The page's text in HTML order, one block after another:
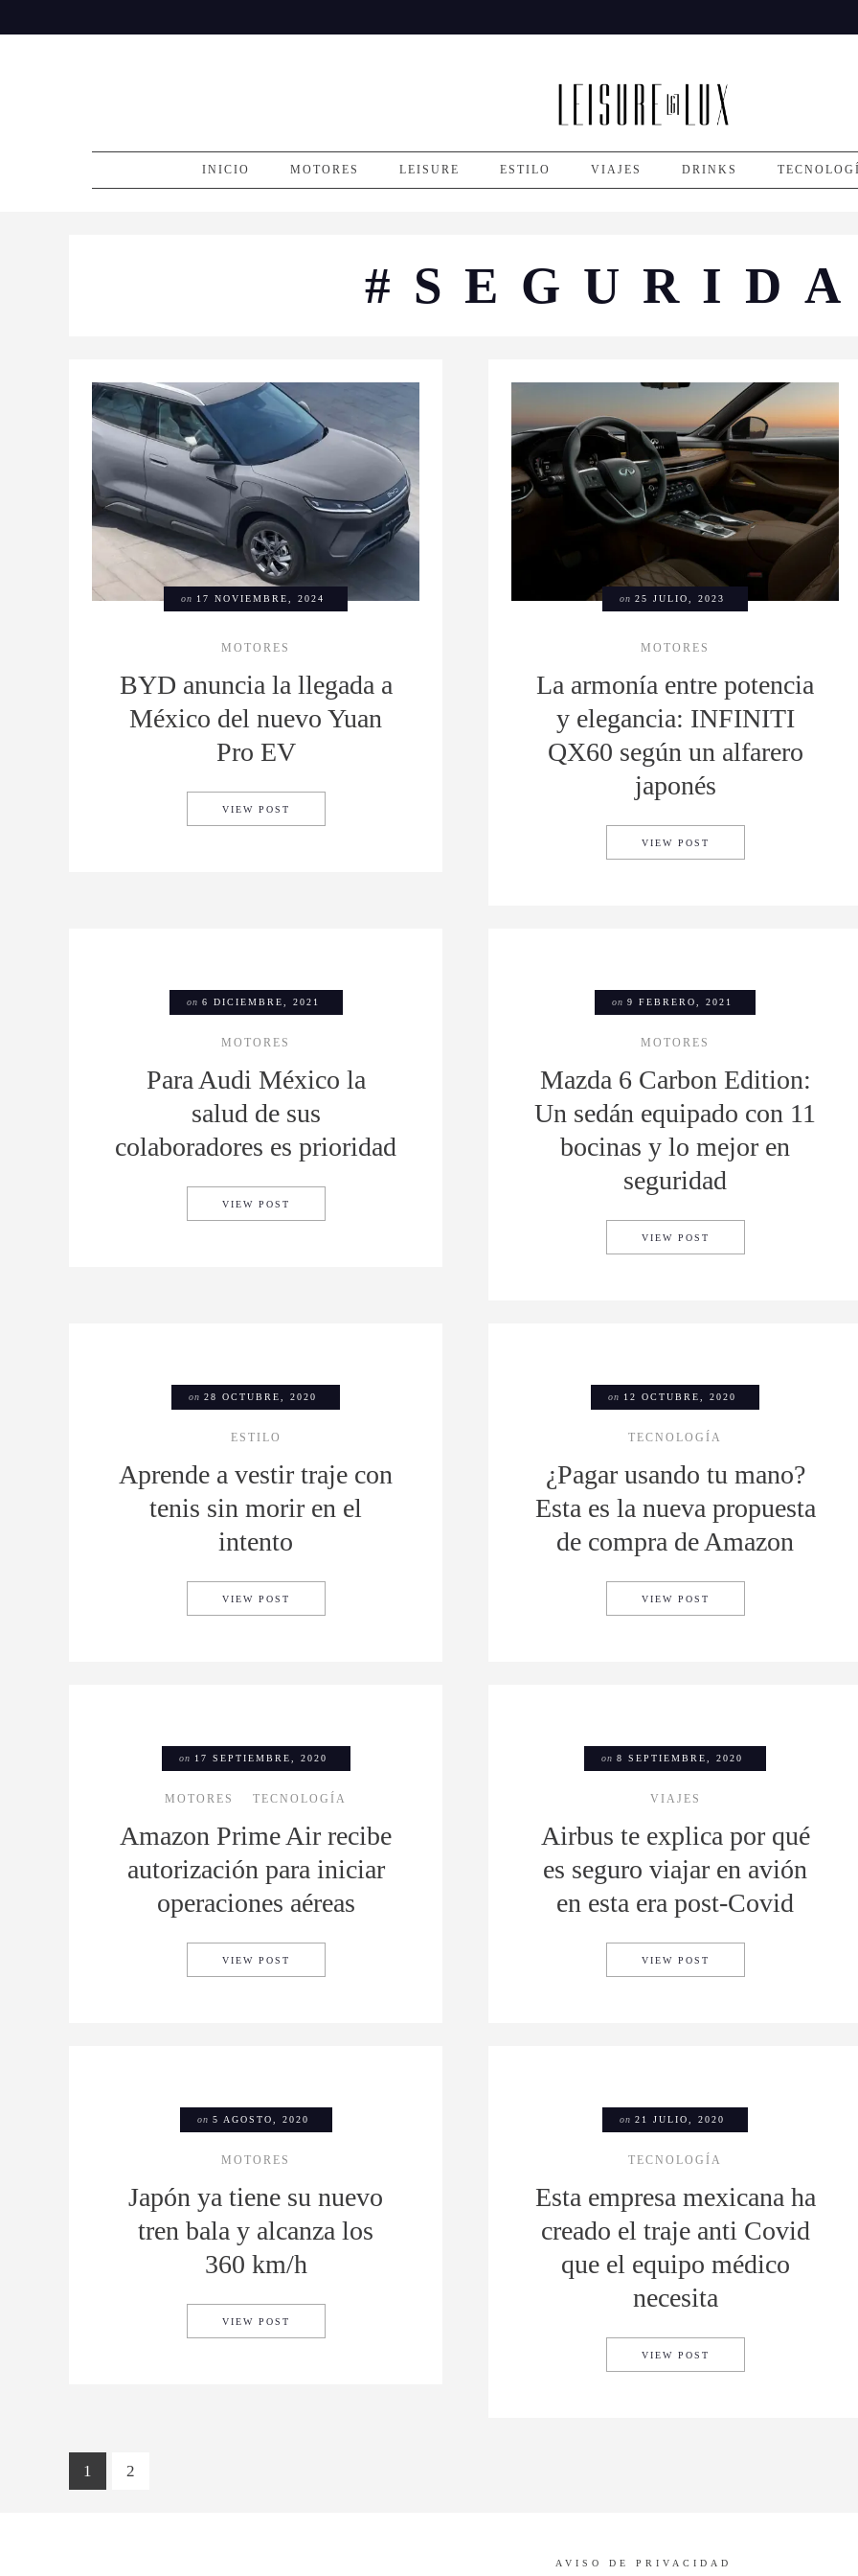
to
INICIO MOTORES LEISURE ESTILO VIAJES DRINKS
on 17 NOVIEMBRE, 2024
MOTORES
BYD anuncia la llegada a
México del nuevo Yuan
Pro EV
VIEW POST
on 25 JULIO, 2023
MOTORES
La armonía entre potencia
y elegancia: INFINITI
QX60 según un alfarero
japonés
VIEW POST
on 6 DICIEMBRE, 2021
MOTORES
Para Audi México la
salud de sus
colaboradores es prioridad
VIEW POST
on 9 FEBRERO, 2021
MOTORES
Mazda 6 Carbon Edition:
Un sedán equipado con 11
bocinas y lo mejor en
seguridad
VIEW POST
on 28 OCTUBRE, 2020
ESTILO
Aprende a vestir traje con
tenis sin morir en el
intento
VIEW POST APRENDE A VESTIR TRAJE CON TENIS SIN MORIR EN EL INTENTO
on 12 OCTUBRE, 2020
TECNOLOGÍA
¿Pagar usando tu mano?
Esta es la nueva propuesta
de compra de Amazon
VIEW POST
on 17 SEPTIEMBRE, 2020
MOTORES TECNOLOGÍA
Amazon Prime Air recibe
autorización para iniciar
operaciones aéreas
VIEW POST AMAZON PRIME AIR RECIBE AUTORIZACIÓN PARA INICIAR OPERACIONES AÉREAS
on 8 SEPTIEMBRE, 2020
VIAJES
Airbus te explica por qué
es seguro viajar en avión
en esta era post-Covid
VIEW POST
on 5 AGOSTO, 2020
MOTORES
Japón ya tiene su nuevo
tren bala y alcanza los
360 km/h
VIEW POST
on 21 JULIO, 2020
TECNOLOGÍA
Esta empresa mexicana ha
creado el traje anti Covid
que el equipo médico
necesita
VIEW POST
1 2
AVISO DE PRIVACIDAD